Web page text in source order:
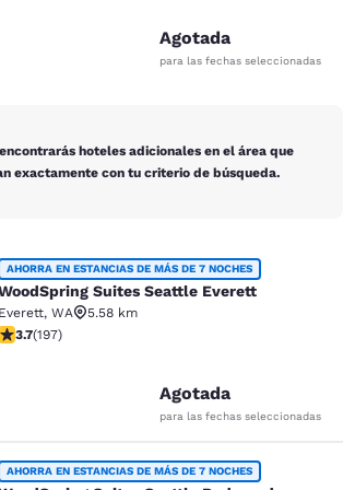
Agotada
para las fechas seleccionadas
hoteles adicionales en el área que
exactamente con tu criterio de búsqueda.
Suites Seattle Everett
AHORRA EN ESTANCIAS DE MÁS DE 7 NOCHES
Suites Seattle Everett
Everett, WA
5.58 km
de 3.7 estrellas. Bueno. 197 reseñas
3.7(197)
Agotada
para las fechas seleccionadas
Suites Seattle
AHORRA EN ESTANCIAS DE MÁS DE 7 NOCHES